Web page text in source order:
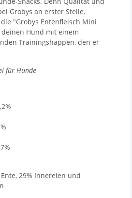
Grobys an erster Stelle.
"Grobys Entenfleisch Mini
Hund mit einem
Trainingshappen, den er
für Hunde
29% Innereien und